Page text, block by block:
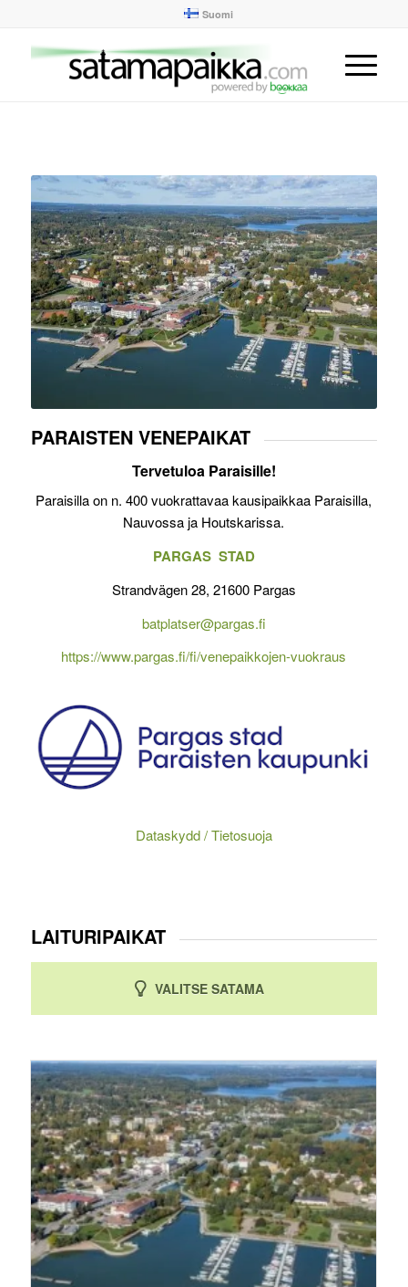
Suomi
PARAISTEN VENEPAIKAT
Tervetuloa Paraisille!
Paraisilla on n. 400 vuokrattavaa kausipaikkaa Paraisilla,
Nauvossa ja Houtskarissa.
PARGAS STAD
Strandvägen 28, 21600 Pargas
batplatser@pargas.fi
https://www.pargas.fi/fi/venepaikkojen-vuokraus
Dataskydd / Tietosuoja
LAITURIPAIKAT
VALITSE SATAMA